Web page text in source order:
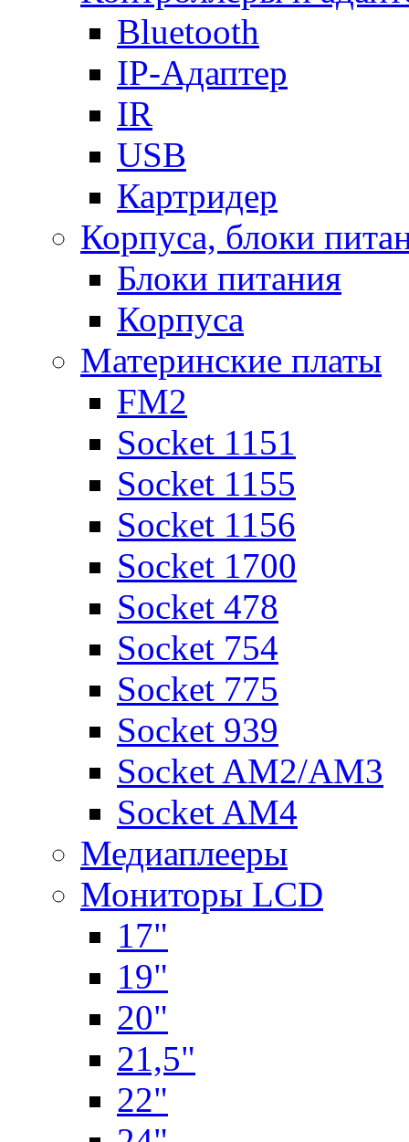
Bluetooth
IP-Адаптер
IR
USB
Картридер
Корпуса, блоки
Блоки питания
Корпуса
Материнские платы
FM2
Socket 1151
Socket 1155
Socket 1156
Socket 1700
Socket 478
Socket 754
Socket 775
Socket 939
Socket AM2/AM3
Socket AM4
Медиаплееры
Мониторы LCD
17"
19"
20"
21,5"
22"